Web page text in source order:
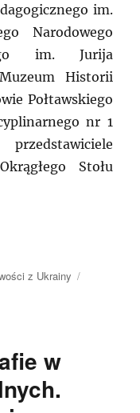
im.
Narodowego
im. Jurija
Historii
Połtawskiego
nr 1
Stołu
z Ukrainy
w